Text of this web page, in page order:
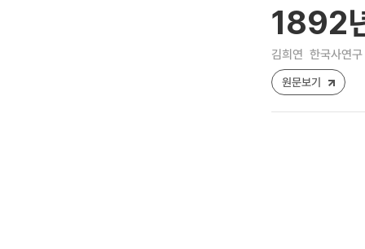
1892
김희연 한국사연
원문보기